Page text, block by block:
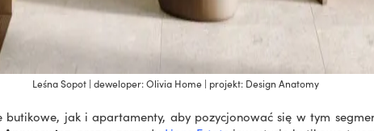
Leśna Sopot | deweloper: Olivia Home | projekt: Design Anatomy
jak i apartamenty, aby pozycjonować się w tym